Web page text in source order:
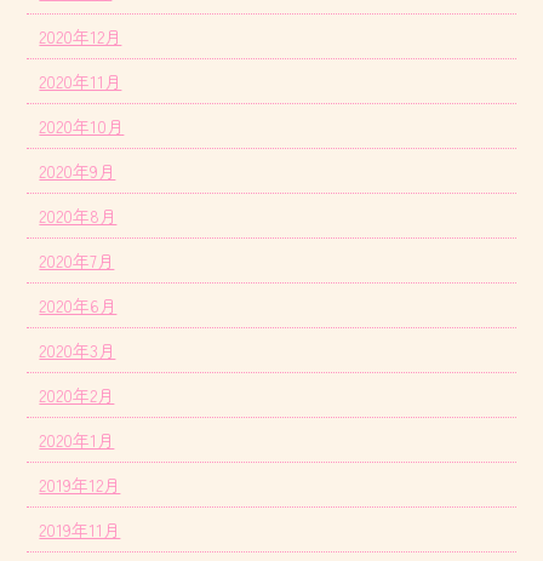
2020年12月
2020年11月
2020年10月
2020年9月
2020年8月
2020年7月
2020年6月
2020年3月
2020年2月
2020年1月
2019年12月
2019年11月